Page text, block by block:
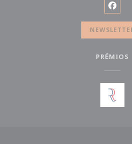
PRÉMIOS